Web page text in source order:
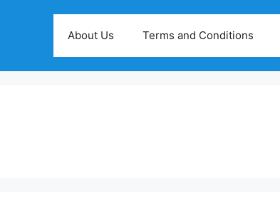
About Us Terms and Conditions